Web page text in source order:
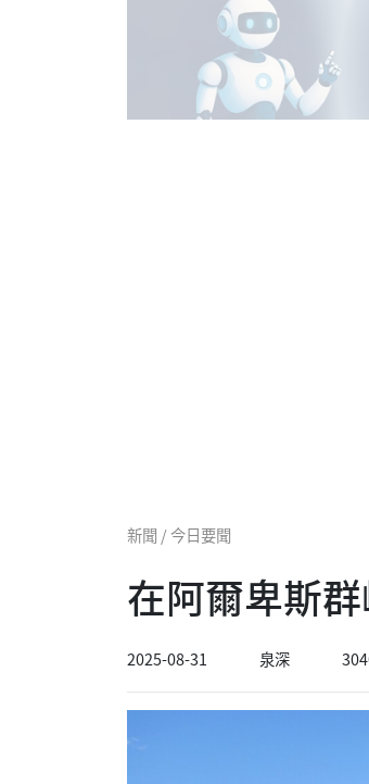
新聞 / 今日要聞
在阿爾卑斯
2025-08-31 泉深